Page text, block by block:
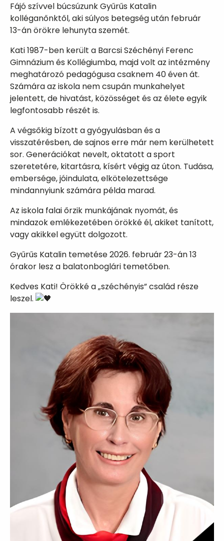
Fájó szívvel búcsúzunk Gyűrűs Katalin
kolléganőnktől, aki súlyos betegség után február
13-án örökre lehunyta szemét.
Kati 1987-ben került a Barcsi Széchényi Ferenc
Gimnázium és Kollégiumba, majd volt az intézmény
meghatározó pedagógusa csaknem 40 éven át.
Számára az iskola nem csupán munkahelyet
jelentett, de hivatást, közösséget és az élete egyik
legfontosabb részét is.
A végsőkig bízott a gyógyulásban és a
visszatérésben, de sajnos erre már nem kerülhetett
sor. Generációkat nevelt, oktatott a sport
szeretetére, kitartásra, kísért végig az úton. Tudása,
embersége, jóindulata, elkötelezettsége
mindannyiunk számára példa marad.
Az iskola falai őrzik munkájának nyomát, és
mindazok emlékezetében örökké él, akiket tanított,
vagy akikkel együtt dolgozott.
Gyűrűs Katalin temetése 2026. február 23-án 13
órakor lesz a balatonboglári temetőben.
Kedves Kati! Örökké a „széchényis” család része
leszel.